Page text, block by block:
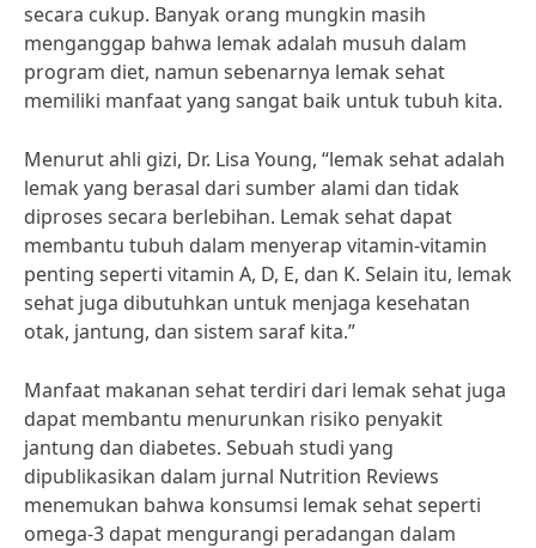
secara cukup. Banyak orang mungkin masih
menganggap bahwa lemak adalah musuh dalam
program diet, namun sebenarnya lemak sehat
memiliki manfaat yang sangat baik untuk tubuh kita.
Menurut ahli gizi, Dr. Lisa Young, “lemak sehat adalah
lemak yang berasal dari sumber alami dan tidak
diproses secara berlebihan. Lemak sehat dapat
membantu tubuh dalam menyerap vitamin-vitamin
penting seperti vitamin A, D, E, dan K. Selain itu, lemak
sehat juga dibutuhkan untuk menjaga kesehatan
otak, jantung, dan sistem saraf kita.”
Manfaat makanan sehat terdiri dari lemak sehat juga
dapat membantu menurunkan risiko penyakit
jantung dan diabetes. Sebuah studi yang
dipublikasikan dalam jurnal Nutrition Reviews
menemukan bahwa konsumsi lemak sehat seperti
omega-3 dapat mengurangi peradangan dalam